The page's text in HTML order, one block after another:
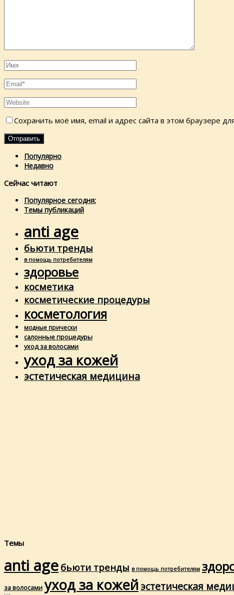
Сохранить моё имя, email и адрес сайта в этом браузере
Популярно
Недавно
Сейчас читают
Популярное сегодня:
Темы публикаций
anti age
бьюти тренды
в помощь потребителям
здоровье
косметика
косметические процедуры
косметология
модные прически
салонные процедуры
уход за волосами
уход за кожей
эстетическая медицина
Темы
anti age бьюти тренды в помощь потребителям
за волосами уход за кожейэстетическая